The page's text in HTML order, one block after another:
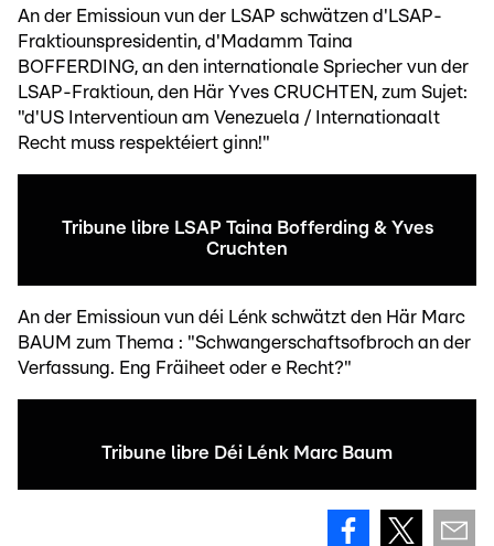
An der Emissioun vun der LSAP schwätzen d'LSAP-
Fraktiounspresidentin, d'Madamm Taina
BOFFERDING, an den internationale Spriecher vun der
LSAP-Fraktioun, den Här Yves CRUCHTEN, zum Sujet:
"d'US Interventioun am Venezuela / Internationaalt
Recht muss respektéiert ginn!"
Tribune libre LSAP Taina Bofferding & Yves
Cruchten
An der Emissioun vun déi Lénk schwätzt den Här Marc
BAUM zum Thema : "Schwangerschaftsofbroch an der
Verfassung. Eng Fräiheet oder e Recht?"
Tribune libre Déi Lénk Marc Baum